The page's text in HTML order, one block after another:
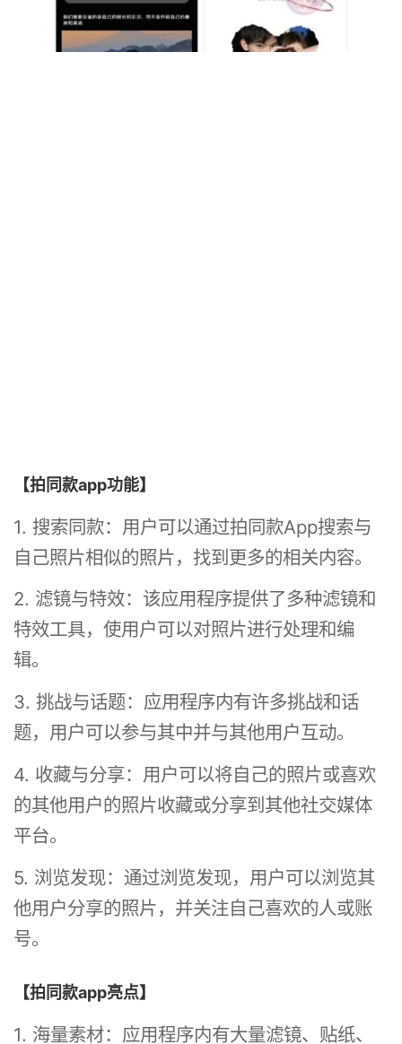
【拍同款app功能】
1. 搜索同款：用户可以通过拍同款App搜索与
自己照片相似的照片，找到更多的相关内容。
2. 滤镜与特效：该应用程序提供了多种滤镜和
特效工具，使用户可以对照片进行处理和编
辑。
3. 挑战与话题：应用程序内有许多挑战和话
题，用户可以参与其中并与其他用户互动。
4. 收藏与分享：用户可以将自己的照片或喜欢
的其他用户的照片收藏或分享到其他社交媒体
平台。
5. 浏览发现：通过浏览发现，用户可以浏览其
他用户分享的照片，并关注自己喜欢的人或账
号。
【拍同款app亮点】
1. 海量素材：应用程序内有大量滤镜、贴纸、